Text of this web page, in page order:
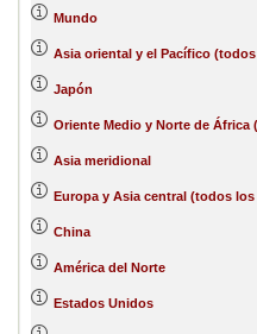
Mundo
Asia oriental y el Pacífico
Japón
Oriente Medio y Norte de
Asia meridional
Europa y Asia central (todos
China
América del Norte
Estados Unidos